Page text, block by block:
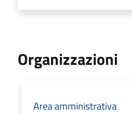
Organizzazioni
Area amministrativa